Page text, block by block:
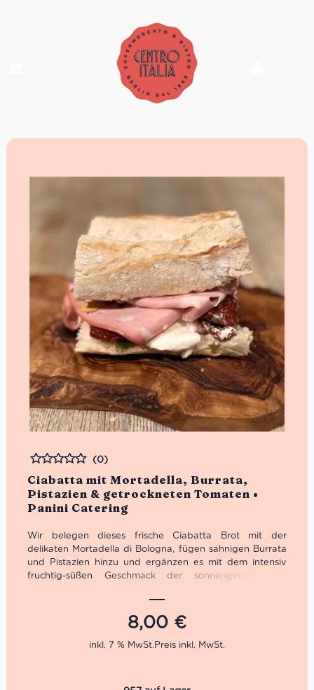
Ciabatta mit Mortadella, Burrata,
Pistazien & getrockneten Tomaten •
Panini Catering
Bewertet
(0)
Wir belegen dieses frische Ciabatta Brot mit der
delikaten Mortadella di Bologna, fügen sahnigen Burrata
und Pistazien hinzu und ergänzen es mit dem intensiv
fruchtig-süßen Geschmack der sonnengetrockneten
Das Ciabatta mit der wahren Geschmacksexplosion alla
Um das Ciabatta mitMortadella, Burrata, Pistazien &
getrockneten Tomatenzu bestellen, lege es einfach in
8,00 €
inkl. 7 % MwSt.